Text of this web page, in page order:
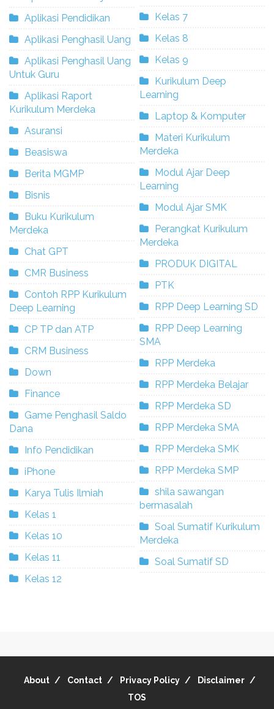
Aplikasi Pendidikan
Aplikasi Penghasil Uang
Aplikasi Penghasil Uang
Untuk Guru
Aplikasi Raport
Kurikulum Merdeka
Asuransi
Beasiswa
Berita MGMP
Bisnis
Buku Kurikulum
Merdeka
Chat GPT
CMR Business
Contoh RPP Kurikulum
Deep Learning
CP TP dan ATP
CRM Business
Down
Finance
Game Penghasil Saldo
Dana
Info Pendidikan
iPhone
Karya Tulis Ilmiah
Kelas 1
Kelas 10
Kelas 11
Kelas 12
Kelas 7
Kelas 8
Kelas 9
Kurikulum Deep
Learning
Laptop & Komputer
Materi Kurikulum
Merdeka
Modul Ajar Deep
Learning
Modul Ajar SMK
Perangkat Kurikulum
Merdeka
PRODUK DIGITAL
PTK
RPP Deep Learning SD
RPP Deep Learning
SMA
RPP Merdeka
RPP Merdeka Belajar
RPP Merdeka SD
RPP Merdeka SMA
RPP Merdeka SMK
RPP Merdeka SMP
shila sawangan
bermasalah
Soal Sumatif Kurikulum
Merdeka
Soal Sumatif SD
About Contact Privacy Policy
Disclaimer
TOS